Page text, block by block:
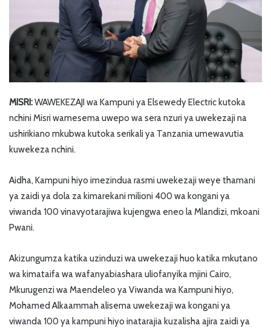
MISRI:WAWEKEZAJI wa Kampuni ya Elsewedy Electric kutoka
nchini Misri wamesema uwepo wa sera nzuri ya uwekezaji na
ushirikiano mkubwa kutoka serikali ya Tanzania umewavutia
kuwekeza nchini.
Aidha, Kampuni hiyo imezindua rasmi uwekezaji weye thamani
ya zaidi ya dola za kimarekani milioni 400 wa kongani ya
viwanda 100 vinavyotarajiwa kujengwa eneo la Mlandizi, mkoani
Pwani.
Akizungumza katika uzinduzi wa uwekezaji huo katika mkutano
wa kimataifa wa wafanyabiashara uliofanyika mjini Cairo,
Mkurugenzi wa Maendeleo ya Viwanda wa Kampuni hiyo,
Mohamed Alkaammah alisema uwekezaji wa kongani ya
viwanda 100 ya kampuni hiyo inatarajia kuzalisha ajira zaidi ya